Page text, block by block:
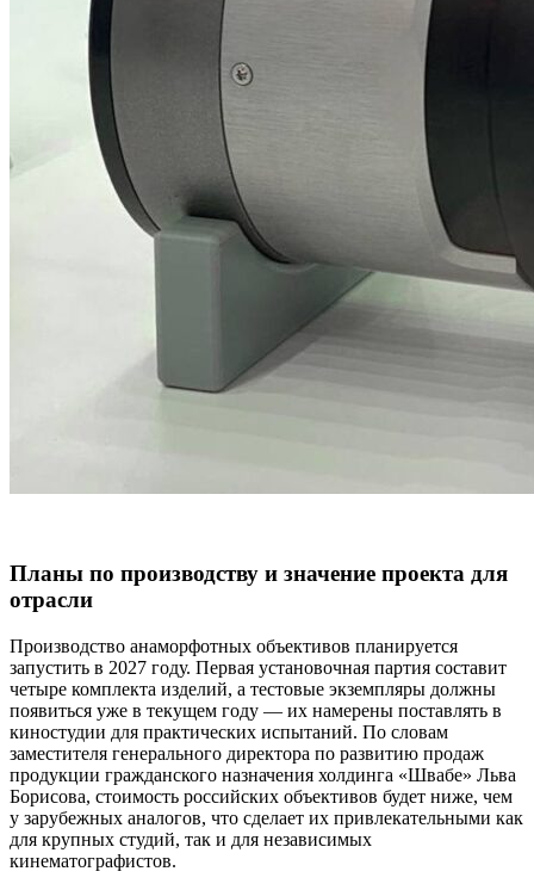
Планы по производству и значение проекта для
отрасли
Производство анаморфотных объективов планируется
запустить в 2027 году. Первая установочная партия составит
четыре комплекта изделий, а тестовые экземпляры должны
появиться уже в текущем году — их намерены поставлять в
киностудии для практических испытаний. По словам
заместителя генерального директора по развитию продаж
продукции гражданского назначения холдинга «Швабе» Льва
Борисова, стоимость российских объективов будет ниже, чем
у зарубежных аналогов, что сделает их привлекательными как
для крупных студий, так и для независимых
кинематографистов.